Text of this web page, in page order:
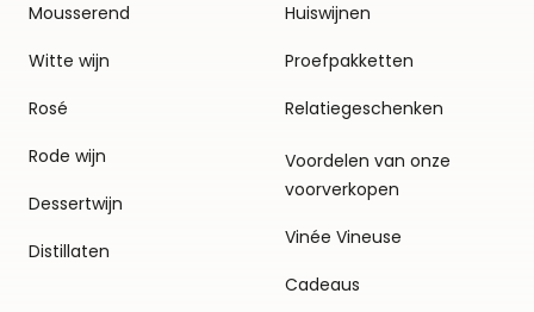
Mousserend
Witte wijn
Rosé
Rode wijn
Dessertwijn
Distillaten
Huiswijnen
Proefpakketten
Relatiegeschenken
Voordelen van onze
voorverkopen
Vinée Vineuse
Cadeaus